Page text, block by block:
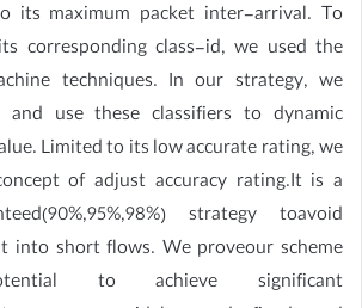
its maximum packet inter-arrival. To
corresponding class-id, we used the
techniques. In our strategy, we
and use these classifiers to dynamic
Limited to its low accurate rating, we
of adjust accuracy rating.It is a
strategy toavoid
into short flows. We proveour scheme
to achieve significant